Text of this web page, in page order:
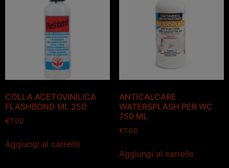
COLLA ACETOVINILICA
FLASHBOND ML 250
€7.00
Aggiungi al carrello
ANTICALCARE
WATERSPLASH PER WC
750 ML
€7.00
Aggiungi al carrello